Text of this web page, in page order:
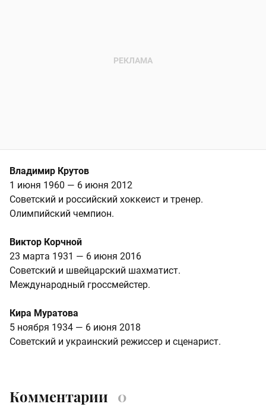
Владимир Крутов
1 июня 1960 — 6 июня 2012
Советский и российский хоккеист и тренер.
Олимпийский чемпион.
Виктор Корчной
23 марта 1931 — 6 июня 2016
Советский и швейцарский шахматист.
Международный гроссмейстер.
Кира Муратова
5 ноября 1934 — 6 июня 2018
Советский и украинский режиссер и сценарист.
Комментарии 0